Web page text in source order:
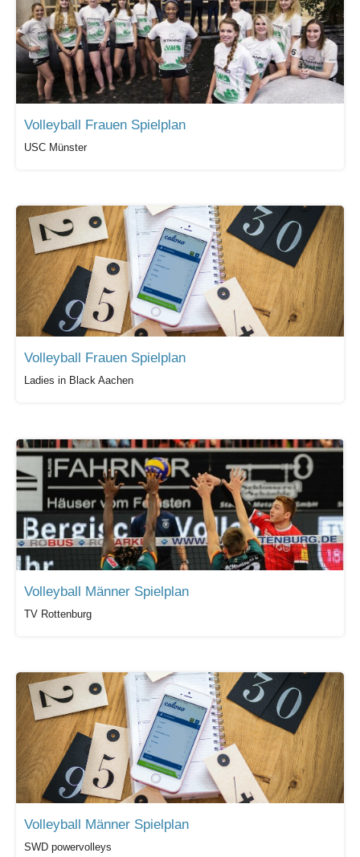
Volleyball Frauen Spielplan
USC Münster
Volleyball Frauen Spielplan
Ladies in Black Aachen
Volleyball Männer Spielplan
TV Rottenburg
Volleyball Männer Spielplan
SWD powervolleys